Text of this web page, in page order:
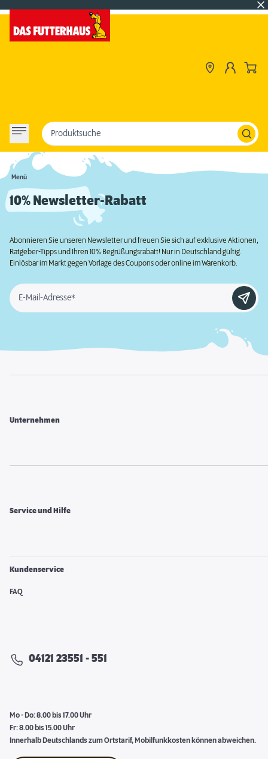
Menü
Produktsuche
10% Newsletter-Rabatt
Abonnieren Sie unseren Newsletter und freuen Sie sich auf exklusive Aktionen,
Ratgeber-Tipps und Ihren 10% Begrüßungsrabatt! Nur in Deutschland gültig.
Einlösbar im Markt gegen Vorlage des Coupons oder online im Warenkorb.
E-Mail-Adresse*
Unternehmen
Service und Hilfe
Kundenservice
FAQ
04121 23551 - 551
Mo - Do: 8.00 bis 17.00 Uhr
Fr: 8.00 bis 15.00 Uhr
Innerhalb Deutschlands zum Ortstarif, Mobilfunkkosten können abweichen.